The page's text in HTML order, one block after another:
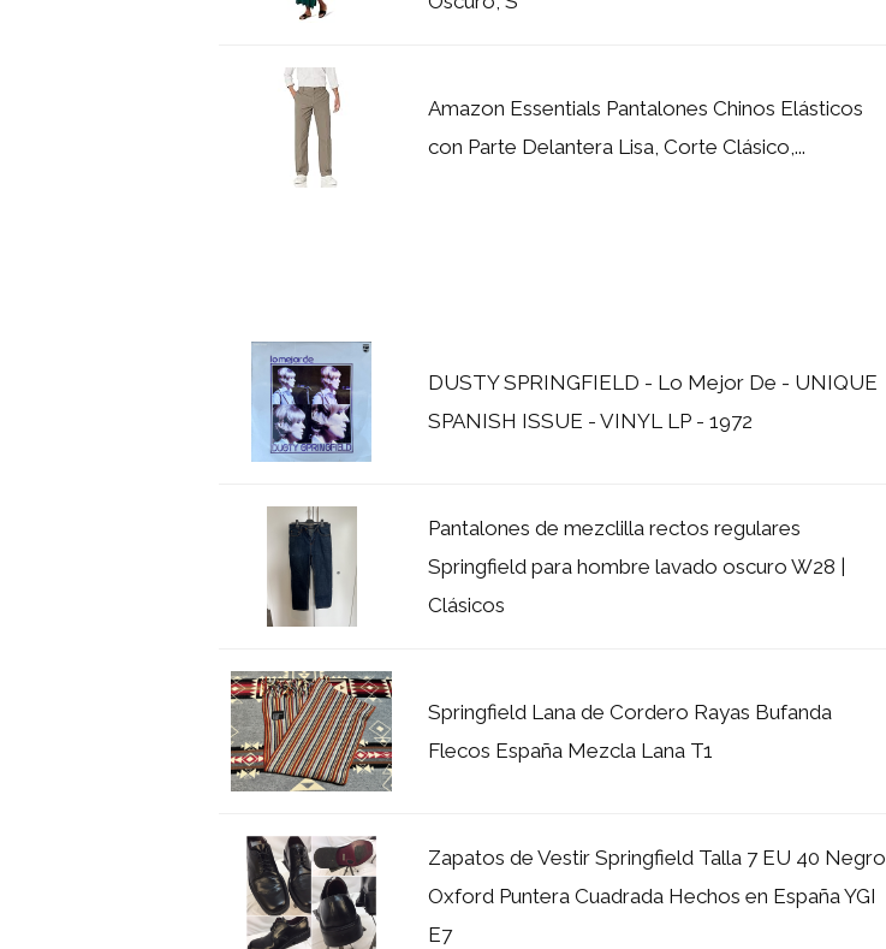
Amazon Essentials Pantalones Chinos Elásticos
con Parte Delantera Lisa, Corte Clásico,...
DUSTY SPRINGFIELD - Lo Mejor De - UNIQUE
SPANISH ISSUE - VINYL LP - 1972
Pantalones de mezclilla rectos regulares
Springfield para hombre lavado oscuro W28 |
Clásicos
Springfield Lana de Cordero Rayas Bufanda
Flecos España Mezcla Lana T1
Zapatos de Vestir Springfield Talla 7 EU 40 Negro
Oxford Puntera Cuadrada Hechos en España YGI
E7